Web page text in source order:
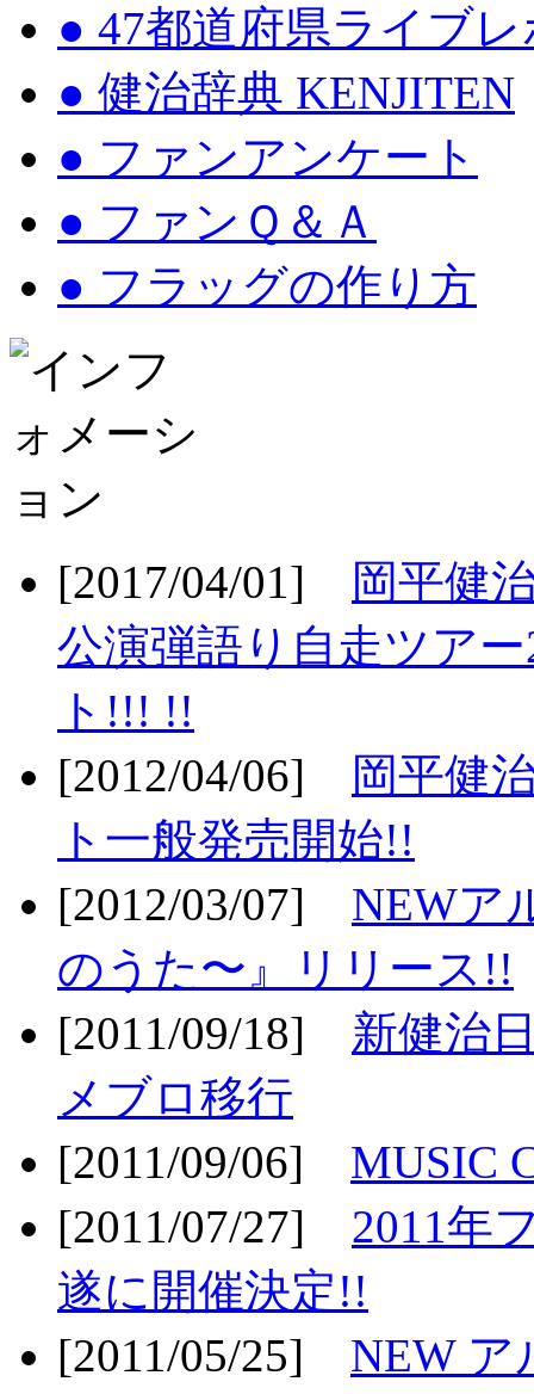
● 47都道府県ライブ
● 健治辞典 KENJITEN
● ファンアンケート
● ファンＱ＆Ａ
● フラッグの作り方
[2017/04/01]
岡平健
公演弾語り自走ツア
ト!!! !!
[2012/04/06]
岡平健
ト一般発売開始!!
[2012/03/07] NEWア
のうた〜』リリース!!
[2011/09/18] 新健治
メブロ移行
[2011/09/06] MUSIC
[2011/07/27] 2011年
遂に開催決定!!
[2011/05/25] NEW